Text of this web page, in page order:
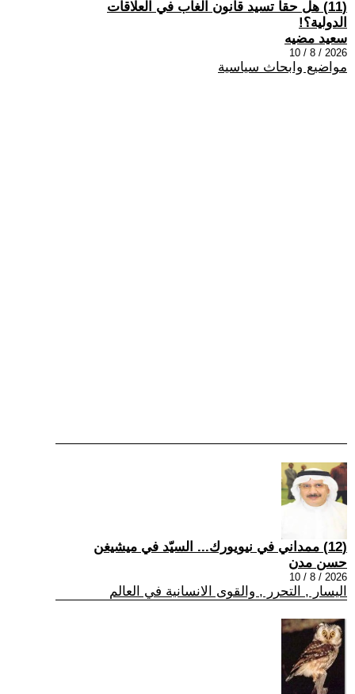
(11) هل حقا تسيد قانون الغاب في العلاقات
الدولية؟!
سعيد مضيه
2026 / 8 / 10
مواضيع وابحاث سياسية
(12) ممداني في نيويورك... السيّد في ميشيغن
حسن مدن
2026 / 8 / 10
اليسار , التحرر , والقوى الانسانية في العالم